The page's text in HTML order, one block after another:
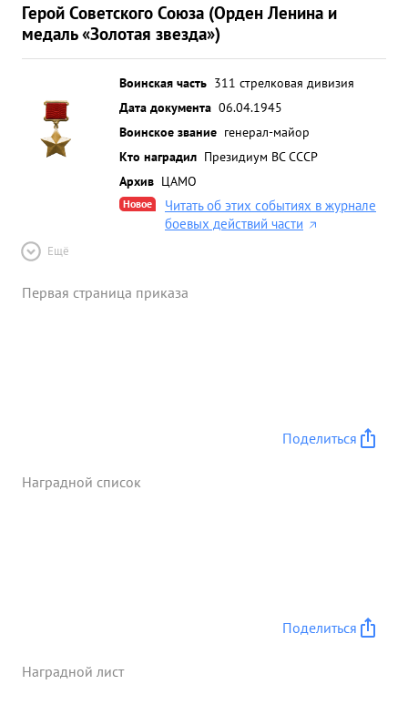
Герой Советского Союза (Орден Ленина и
медаль «Золотая звезда»)
Воинская часть 311 стрелковая дивизия
Дата документа 06.04.1945
Воинское звание генерал-майор
Кто наградил Президиум ВС СССР
Архив ЦАМО
Новое
Читать об этих событиях в журнале
боевых действий части
Ещё
Первая страница приказа
Поделиться
Наградной список
Поделиться
Наградной лист